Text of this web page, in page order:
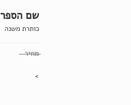
שם הספר
כותרת משנה
מחיר
>